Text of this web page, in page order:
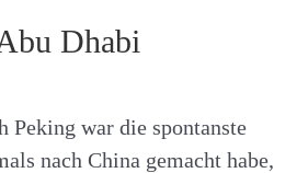
Dhabi
Peking war die spontanste
nach China gemacht habe,